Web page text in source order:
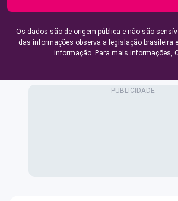
Os dados são de origem pública e não são
das informações observa a legislação brasileira
informação. Para mais informações,